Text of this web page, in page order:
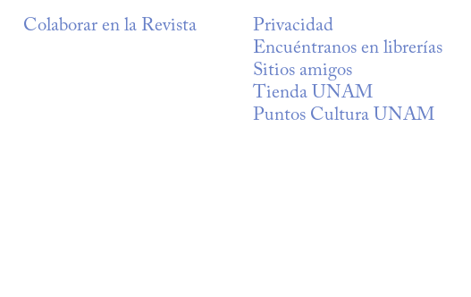
Colaborar en la Revista
Privacidad
Encuéntranos en librerías
Sitios amigos
Tienda UNAM
Puntos Cultura UNAM